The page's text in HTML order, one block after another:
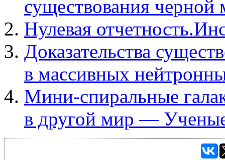
существования черной
Нулевая
Доказательства
в массивных
Мини-спиральные
в другой мир —